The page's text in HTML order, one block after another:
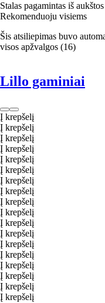
Stalas pagamintas iš
Rekomenduoju visiems
Šis atsiliepimas buvo
visos apžvalgos (16)
Lillo gaminiai
Į krepšelį
Į krepšelį
Į krepšelį
Į krepšelį
Į krepšelį
Į krepšelį
Į krepšelį
Į krepšelį
Į krepšelį
Į krepšelį
Į krepšelį
Į krepšelį
Į krepšelį
Į krepšelį
Į krepšelį
Į krepšelį
Į krepšelį
Į krepšelį